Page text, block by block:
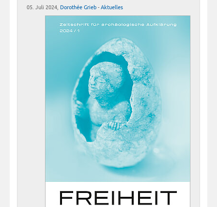
05. Juli 2024, Dorothée Grieb-Aktuelles